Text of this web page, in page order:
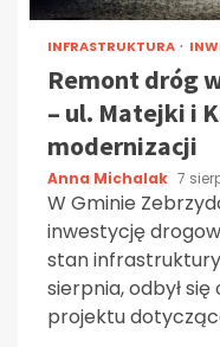
INFRASTRUKTURA
Remont dróg
– ul. Matejki i
modernizacji
Anna Michalak 7
W Gminie
inwestycję
stan
sierpnia, odbył
projektu